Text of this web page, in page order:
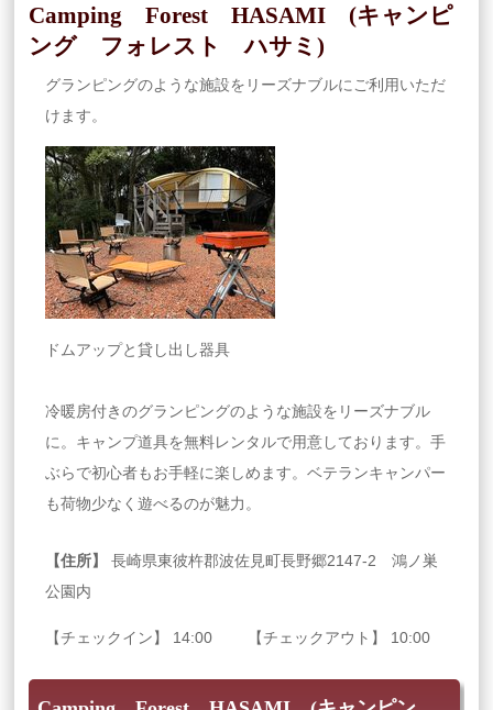
Camping Forest HASAMI (キャンピ
ング フォレスト ハサミ)
グランピングのような施設をリーズナブルにご利用いただ
けます。
ドムアップと貸し出し器具
冷暖房付きのグランピングのような施設をリーズナブル
に。キャンプ道具を無料レンタルで用意しております。手
ぶらで初心者もお手軽に楽しめます。ベテランキャンパー
も荷物少なく遊べるのが魅力。
【住所】
長崎県東彼杵郡波佐見町長野郷2147‐2 鴻ノ巣
公園内
【チェックイン】 14:00 【チェックアウト】 10:00